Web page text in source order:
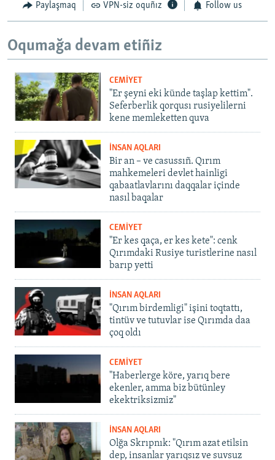
Paylaşmaq VPN-siz oquñız Follow us
Oqumağa devam etiñiz
CEMİYET
"Er şeyni eki künde taşlap kettim".
Seferberlik qorqusı rusiyelilerni
kene memleketten quva
İNSAN AQLARI
Bir an – ve casussıñ. Qırım
mahkemeleri devlet hainligi
qabaatlavlarını daqqalar içinde
nasıl baqalar
CEMİYET
"Er kes qaça, er kes kete": cenk
Qırımdaki Rusiye turistlerine nasıl
barıp yetti
İNSAN AQLARI
"Qırım birdemligi" işini toqtattı,
tintüv ve tutuvlar ise Qırımda daa
çoq oldı
CEMİYET
"Haberlerge köre, yarıq bere
ekenler, amma biz bütünley
ekektriksizmiz"
İNSAN AQLARI
Olğa Skrıpnık: "Qırım azat etilsin
dep, insanlar yarıqsız ve suvsuz